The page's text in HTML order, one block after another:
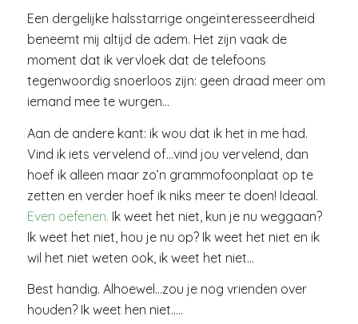
Een dergelijke halsstarrige ongeïnteresseerdheid
beneemt mij altijd de adem. Het zijn vaak de
moment dat ik vervloek dat de telefoons
tegenwoordig snoerloos zijn: geen draad meer om
iemand mee te wurgen…
Aan de andere kant: ik wou dat ik het in me had.
Vind ik iets vervelend of…vind jou vervelend, dan
hoef ik alleen maar zo’n grammofoonplaat op te
zetten en verder hoef ik niks meer te doen! Ideaal.
Even oefenen. Ik weet het niet, kun je nu weggaan?
Ik weet het niet, hou je nu op? Ik weet het niet en ik
wil het niet weten ook, ik weet het niet…
Best handig. Alhoewel…zou je nog vrienden over
houden? Ik weet hen niet…..